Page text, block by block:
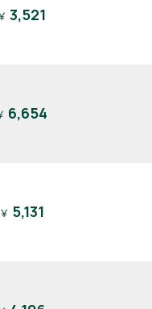
3,521
6,654
￥ 5,131